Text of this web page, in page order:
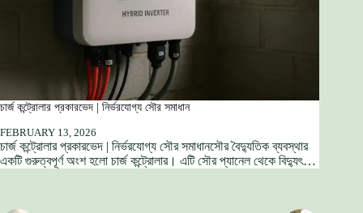
চার্জ কন্ট্রোলার প্রকারভেদ | নির্ভরযোগ্য সৌর সমাধান
FEBRUARY 13, 2026
চার্জ কন্ট্রোলার প্রকারভেদ | নির্ভরযোগ্য সৌর সমাধানসৌর বৈদ্যুতিক ব্যবস্থার
একটি গুরুত্বপূর্ণ অংশ হলো চার্জ কন্ট্রোলার। এটি সৌর প্যানেল থেকে বিদ্যুৎ…